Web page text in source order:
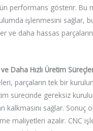
performans gösterir. Bu
işlenmesini sağlar,
ve daha hassas
Daha Hızlı Üretim
parçaların tek bir
sürecinde gereksiz
kalkmasını sağlar. Sonuç
maliyetleri azalır. CNC